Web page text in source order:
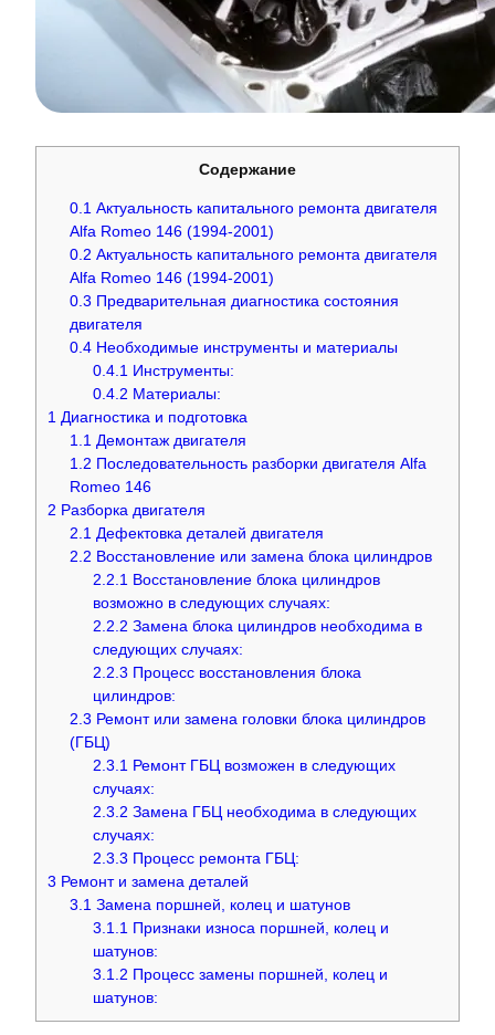
Содержание
0.1 Актуальность капитального ремонта двигателя
Alfa Romeo 146 (1994-2001)
0.2 Актуальность капитального ремонта двигателя
Alfa Romeo 146 (1994-2001)
0.3 Предварительная диагностика состояния
двигателя
0.4 Необходимые инструменты и материалы
0.4.1 Инструменты:
0.4.2 Материалы:
1 Диагностика и подготовка
1.1 Демонтаж двигателя
1.2 Последовательность разборки двигателя Alfa
Romeo 146
2 Разборка двигателя
2.1 Дефектовка деталей двигателя
2.2 Восстановление или замена блока цилиндров
2.2.1 Восстановление блока цилиндров
возможно в следующих случаях:
2.2.2 Замена блока цилиндров необходима в
следующих случаях:
2.2.3 Процесс восстановления блока
цилиндров:
2.3 Ремонт или замена головки блока цилиндров
(ГБЦ)
2.3.1 Ремонт ГБЦ возможен в следующих
случаях:
2.3.2 Замена ГБЦ необходима в следующих
случаях:
2.3.3 Процесс ремонта ГБЦ:
3 Ремонт и замена деталей
3.1 Замена поршней, колец и шатунов
3.1.1 Признаки износа поршней, колец и
шатунов:
3.1.2 Процесс замены поршней, колец и
шатунов: